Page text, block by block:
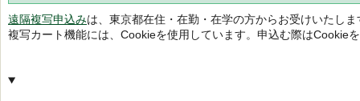
遠隔複写申込みは、東京都在住・在勤・在学の方からお受けいたしま
複写カート機能には、Cookieを使用しています。申込む際はCookie